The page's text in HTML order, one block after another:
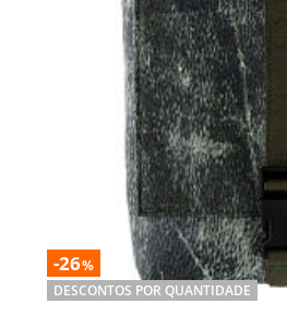
-26%
DESCONTOS POR QUANTIDADE